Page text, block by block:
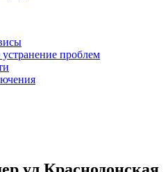
проблем